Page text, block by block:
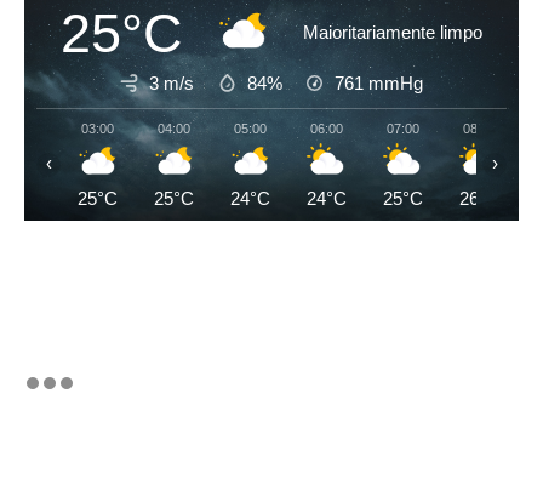
25°C Maioritariamente limpo
3 m/s 84% 761 mmHg
03:00
25°C
04:00
25°C
05:00
24°C
06:00
24°C
07:00
25°C
08:00
26°C
‹ ›